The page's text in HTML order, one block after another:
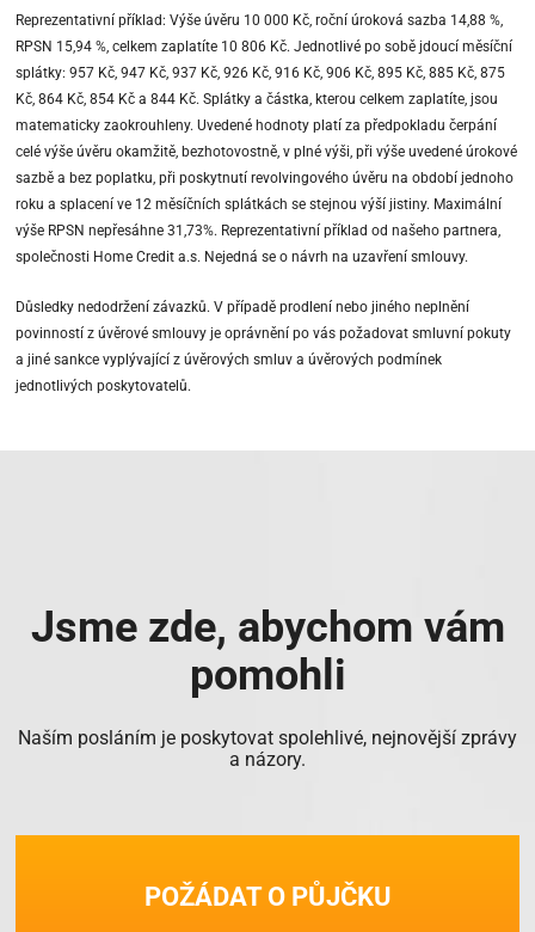
Reprezentativní příklad: Výše úvěru 10 000 Kč, roční úroková sazba 14,88 %,
RPSN 15,94 %, celkem zaplatíte 10 806 Kč. Jednotlivé po sobě jdoucí měsíční
splátky: 957 Kč, 947 Kč, 937 Kč, 926 Kč, 916 Kč, 906 Kč, 895 Kč, 885 Kč, 875
Kč, 864 Kč, 854 Kč a 844 Kč. Splátky a částka, kterou celkem zaplatíte, jsou
matematicky zaokrouhleny. Uvedené hodnoty platí za předpokladu čerpání
celé výše úvěru okamžitě, bezhotovostně, v plné výši, při výše uvedené úrokové
sazbě a bez poplatku, při poskytnutí revolvingového úvěru na období jednoho
roku a splacení ve 12 měsíčních splátkách se stejnou výší jistiny. Maximální
výše RPSN nepřesáhne 31,73%. Reprezentativní příklad od našeho partnera,
společnosti Home Credit a.s. Nejedná se o návrh na uzavření smlouvy.
Důsledky nedodržení závazků. V případě prodlení nebo jiného neplnění
povinností z úvěrové smlouvy je oprávnění po vás požadovat smluvní pokuty
a jiné sankce vyplývající z úvěrových smluv a úvěrových podmínek
jednotlivých poskytovatelů.
Jsme zde, abychom vám
pomohli
Naším posláním je poskytovat spolehlivé, nejnovější zprávy
a názory.
POŽÁDAT O PŮJČKU